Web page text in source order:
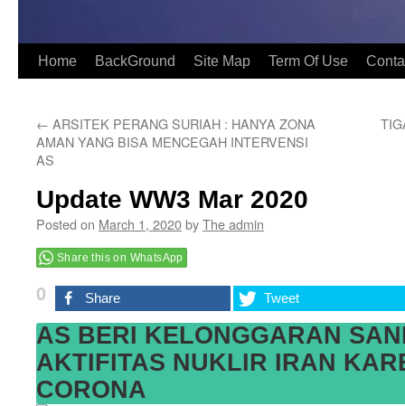
Home BackGround Site Map Term Of Use
← ARSITEK PERANG SURIAH : HANYA ZONA
AMAN YANG BISA MENCEGAH INTERVENSI
AS
Update WW3 Mar 2020
Posted on March 1, 2020byThe admin
Share this on WhatsApp
0 Share Tweet
AS BERI KELONGGARAN
AKTIFITAS NUKLIR IRAN
CORONA